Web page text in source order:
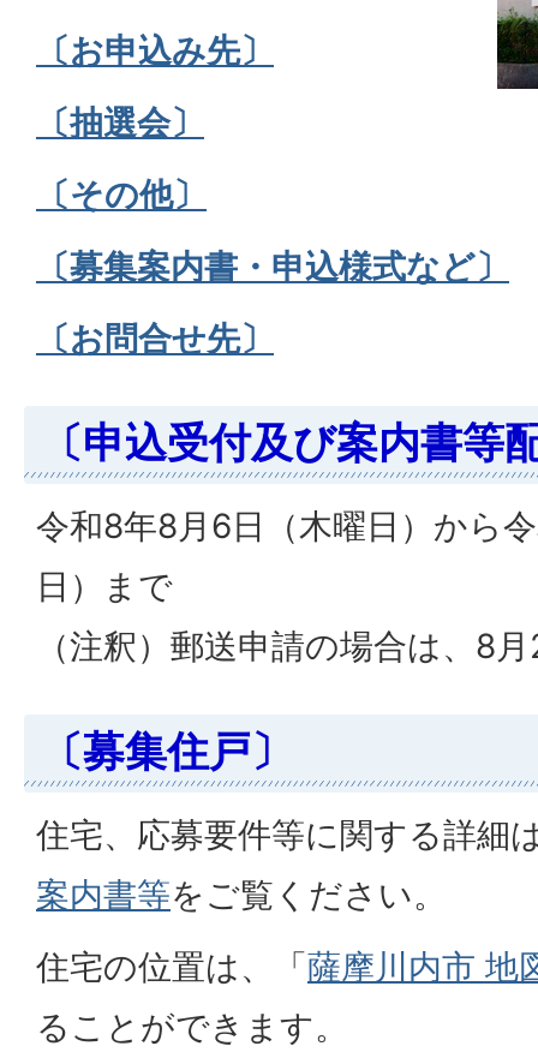
〔お申込み先〕
〔抽選会〕
〔その他〕
〔募集案内書・申込様式など〕
〔お問合せ先〕
〔申込受付及び案内書等
令和8年8月6日（木曜日）から
日）まで
（注釈）郵送申請の場合は、8
〔募集住戸〕
住宅、応募要件等に関する詳細
案内書等をご覧ください。
住宅の位置は、「薩摩川内市 地
ることができます。